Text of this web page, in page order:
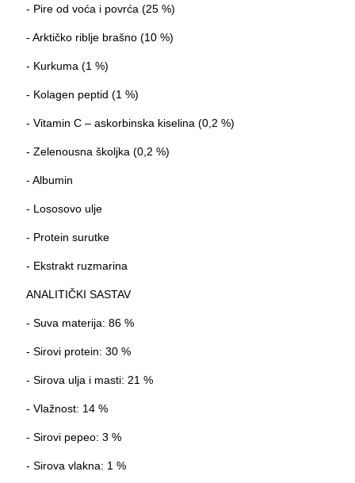
- Pire od voća i povrća (25 %)
- Arktičko riblje brašno (10 %)
- Kurkuma (1 %)
- Kolagen peptid (1 %)
- Vitamin C – askorbinska kiselina (0,2 %)
- Zelenousna školjka (0,2 %)
- Albumin
- Lososovo ulje
- Protein surutke
- Ekstrakt ruzmarina
ANALITIČKI SASTAV
- Suva materija: 86 %
- Sirovi protein: 30 %
- Sirova ulja i masti: 21 %
- Vlažnost: 14 %
- Sirovi pepeo: 3 %
- Sirova vlakna: 1 %